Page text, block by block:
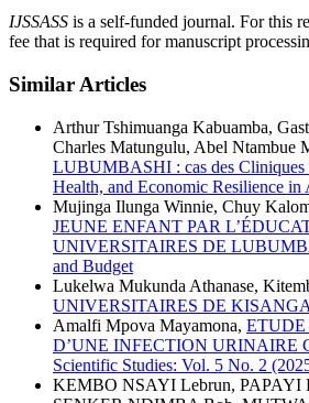
IJSSASS is a self-funded journal. For this
fee that is required for manuscript
Similar Articles
Arthur Tshimuanga Kabuamba,
Charles Matungulu, Abel Ntambue
LUBUMBASHI : cas des Cliniques
Health, and Economic Resilience in
Mujinga Ilunga Winnie, Chuy
JEUNE ENFANT PAR
UNIVERSITAIRES DE
and Budget
Lukelwa Mukunda Athanase,
UNIVERSITAIRES DE
Amalfi Mpova Mayamona, ETUDE
D’UNE INFECTION URINAIRE
Scientific Studies: Vol. 5 No. 2
KEMBO NSAYI Lebrun,